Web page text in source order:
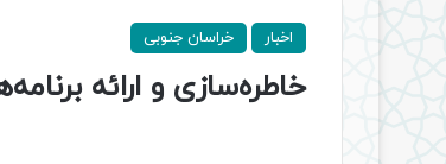
اخبار خراسان جنوبی
خاطره‌سازی و ارائه